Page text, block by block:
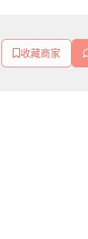
收藏商家